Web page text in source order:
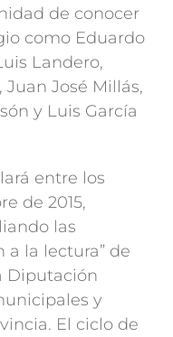
de conocer
como Eduardo
Landero,
José Millás,
y Luis García
entre los
de 2015,
las
a la lectura” de
Diputación
y
El ciclo de